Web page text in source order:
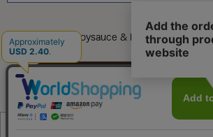
©Yamato Soysauce & Miso Co.,Ltd. All
このページをPC用に切り替